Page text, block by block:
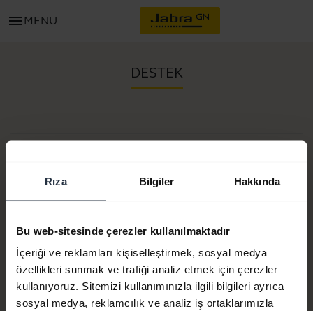
Rıza Bilgiler Hakkında
Bu web-sitesinde çerezler kullanılmaktadır
İçeriği ve reklamları kişiselleştirmek, sosyal medya
özellikleri sunmak ve trafiği analiz etmek için çerezler
kullanıyoruz. Sitemizi kullanımınızla ilgili bilgileri ayrıca
sosyal medya, reklamcılık ve analiz iş ortaklarımızla
menu MENU
DESTEK
Model numarası:
Ürün dokümanları
Hemen satın al